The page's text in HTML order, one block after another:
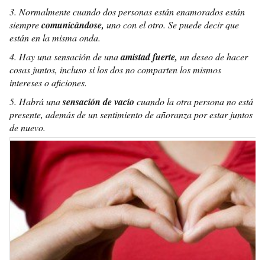
3. Normalmente cuando dos personas están enamorados están
siemprecomunicándose, uno con el otro. Se puede decir que
están en la misma onda.
4. Hay una sensación de unaamistad fuerte, un deseo de hacer
cosas juntos, incluso si los dos no comparten los mismos
intereses o aficiones.
5. Habrá unasensación de vacío cuando la otra persona no está
presente, además de un sentimiento de añoranza por estar juntos
de nuevo.